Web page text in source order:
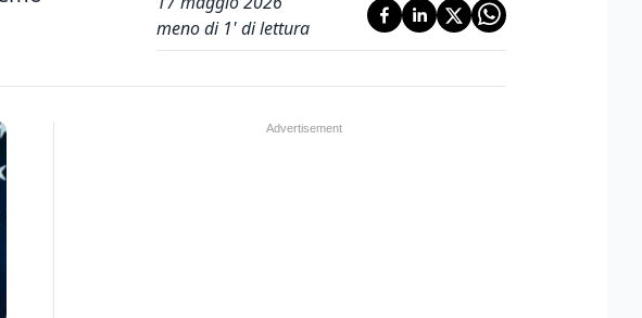
meno di 1' di lettura